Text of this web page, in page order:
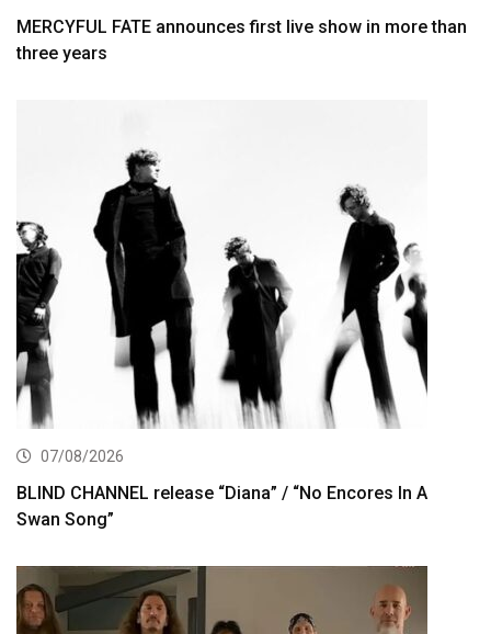
MERCYFUL FATE announces first live show in more than
three years
07/08/2026
BLIND CHANNEL release “Diana” / “No Encores In A
Swan Song”